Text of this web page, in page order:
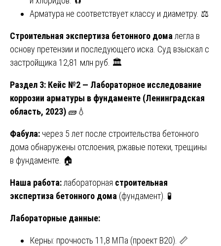
Арматура не соответствует классу и диаметру. ⚖️
Строительная экспертиза бетонного дома легла в
основу претензии и последующего иска. Суд взыскал с
застройщика 12,81 млн руб. 🏛️
Раздел 3: Кейс №2 — Лабораторное исследование
коррозии арматуры в фундаменте (Ленинградская
область, 2023) 🧱💧
Фабула: через 5 лет после строительства бетонного
дома обнаружены отслоения, ржавые потеки, трещины
в фундаменте. 🏠
Наша работа: лабораторная строительная
экспертиза бетонного дома (фундамент). 🧪
Лабораторные данные:
Керны: прочность 11,8 МПа (проект B20). 📏